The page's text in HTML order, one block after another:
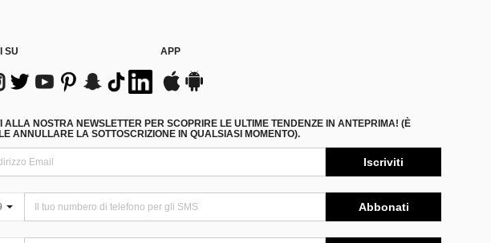
SU APP
ALLA NOSTRA NEWSLETTER PER SCOPRIRE LE ULTIME TENDENZE IN ANTEPRIMA! (È
ANNULLARE LA SOTTOSCRIZIONE IN QUALSIASI MOMENTO).
Iscriviti
Abbonati